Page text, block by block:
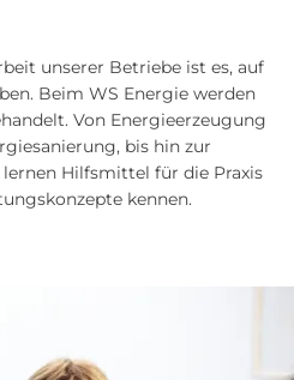
unserer Betriebe ist es, auf
Beim WS Energie werden
Von Energieerzeugung
bis hin zur
Hilfsmittel für die Praxis
kennen.